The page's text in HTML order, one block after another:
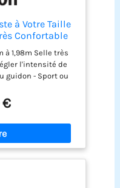
à Votre Taille
Confortable
de
à 1,98m Selle très
l'intensité de
guidon - Sport ou
€